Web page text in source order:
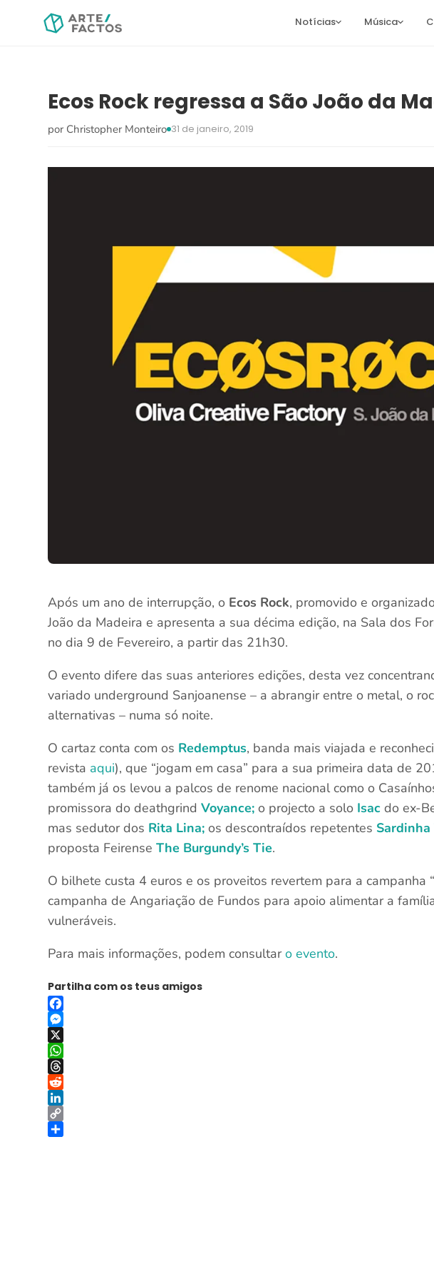
Notícias Música
Ecos Rock regressa a São João da
por Christopher Monteiro 31 de janeiro, 2019
Após um ano de interrupção, o Ecos Rock, promovido e
João da Madeira e apresenta a sua décima edição, na Sala dos
no dia 9 de Fevereiro, a partir das 21h30.
O evento difere das suas anteriores edições, desta vez
variado underground Sanjoanense – a abrangir entre o metal, o
alternativas – numa só noite.
O cartaz conta com os Redemptus, banda mais viajada e
revista aqui), que “jogam em casa” para a sua primeira data de
também já os levou a palcos de renome nacional como o
promissora do deathgrindVoyance; o projecto a solo Isac do ex-
mas sedutor dos Rita Lina; os descontraídos repetentes Sardinha
proposta FeirenseThe Burgundy’s Tie.
O bilhete custa 4 euros e os proveitos revertem para a campanha
campanha de Angariação de Fundos para apoio alimentar a
vulneráveis.
Para mais informações, podem consultaro evento.
Partilha com os teus amigos
Facebook
Messenger
X
WhatsApp
Threads
Reddit
LinkedIn
Copy